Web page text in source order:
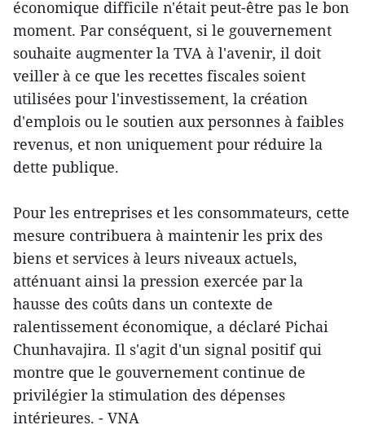
économique difficile n'était peut-être pas le bon
moment. Par conséquent, si le gouvernement
souhaite augmenter la TVA à l'avenir, il doit
veiller à ce que les recettes fiscales soient
utilisées pour l'investissement, la création
d'emplois ou le soutien aux personnes à faibles
revenus, et non uniquement pour réduire la
dette publique.
Pour les entreprises et les consommateurs, cette
mesure contribuera à maintenir les prix des
biens et services à leurs niveaux actuels,
atténuant ainsi la pression exercée par la
hausse des coûts dans un contexte de
ralentissement économique, a déclaré Pichai
Chunhavajira. Il s'agit d'un signal positif qui
montre que le gouvernement continue de
privilégier la stimulation des dépenses
intérieures. - VNA